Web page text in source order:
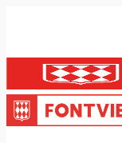
content